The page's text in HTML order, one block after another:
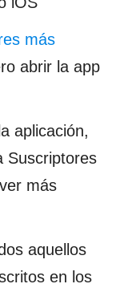
más
abrir la app
aplicación,
Suscriptores
más
aquellos
en los